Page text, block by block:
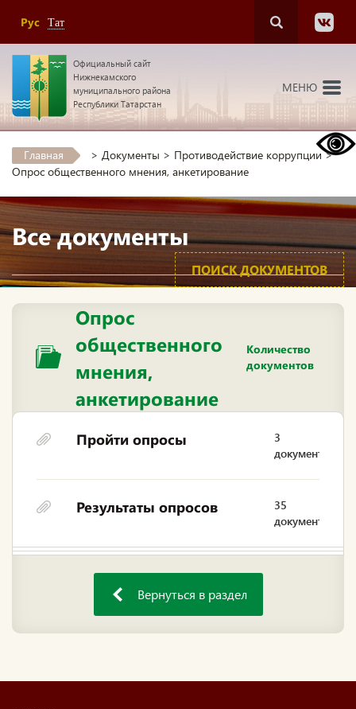
Рус Тат
Официальный сайт
Нижнекамского
муниципального района
Республики Татарстан
МЕНЮ
Главная > Документы > Противодействие коррупции>
Опрос общественного мнения, анкетирование
Все документы
ПОИСК ДОКУМЕНТОВ
Опрос
общественного
мнения,
анкетирование
Количество
документов
Пройти опросы
3
документа
Результаты опросов
35
документов
Вернуться в раздел